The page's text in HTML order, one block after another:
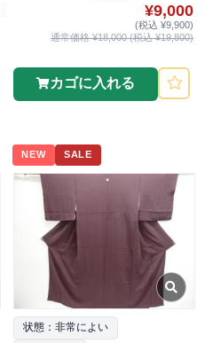
¥9,000
(税込 ¥9,900)
通常価格 ¥18,000 (税込 ¥19,800)
カゴに入れる
NEW SALE
状態：非常によい